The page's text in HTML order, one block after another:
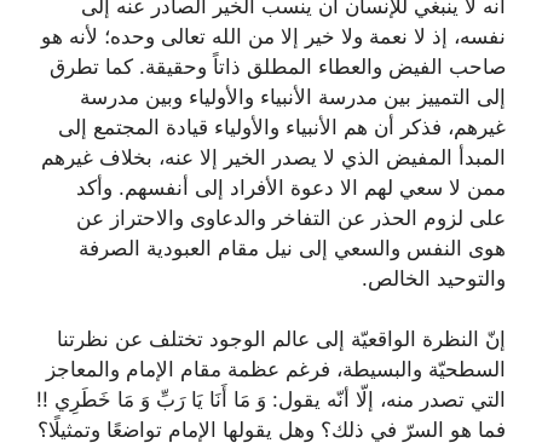
أنه لا ينبغي للإنسان أن ينسب الخير الصادر عنه إلى
نفسه، إذ لا نعمة ولا خير إلا من الله تعالى وحده؛ لأنه هو
صاحب الفيض والعطاء المطلق ذاتاً وحقيقة. كما تطرق
إلى التمييز بين مدرسة الأنبياء والأولياء وبين مدرسة
غيرهم، فذكر أن هم الأنبياء والأولياء قيادة المجتمع إلى
المبدأ المفيض الذي لا يصدر الخير إلا عنه، بخلاف غيرهم
ممن لا سعي لهم الا دعوة الأفراد إلى أنفسهم. وأكد
على لزوم الحذر عن التفاخر والدعاوى والاحتراز عن
هوى النفس والسعي إلى نيل مقام العبودية الصرفة
والتوحيد الخالص.
إنّ النظرة الواقعيّة إلى عالم الوجود تختلف عن نظرتنا
السطحيّة والبسيطة، فرغم عظمة مقام الإمام والمعاجز
التي تصدر منه، إلّا أنّه يقول: وَ مَا أَنَا يَا رَبِّ وَ مَا خَطَرِي‏ !!
فما هو السرّ في ذلك؟ وهل يقولها الإمام تواضعًا وتمثيلًا؟